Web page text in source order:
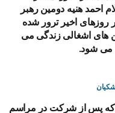
احمد هنیه دومین رهبر
اخیر ترور شده
های اشغالی زندگی می
می شود.
که پس از شرکت در مراسم